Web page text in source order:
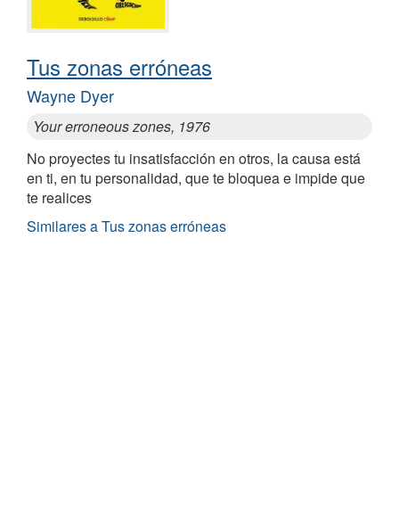
Tus zonas erróneas
Wayne Dyer
Your erroneous zones, 1976
No proyectes tu insatisfacción en otros, la causa está
en ti, en tu personalidad, que te bloquea e impide que
te realices
Similares a Tus zonas erróneas